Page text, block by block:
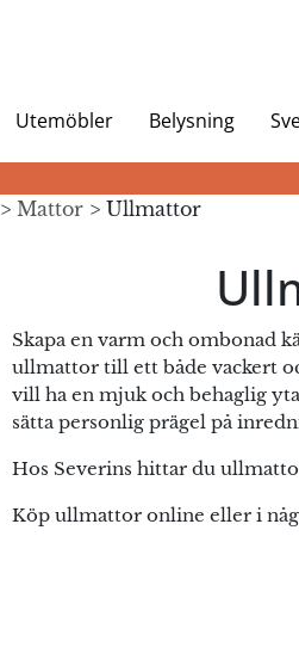
Utemöbler Belysning
> Mattor > Ullmattor
Skapa en varm och ombonad
ullmattor till ett både vackert
vill ha en mjuk och behaglig
sätta personlig prägel på
Hos Severins hittar du
Köp ullmattor online eller i